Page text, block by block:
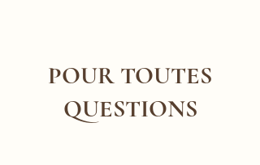
POUR TOUTES
QUESTIONS